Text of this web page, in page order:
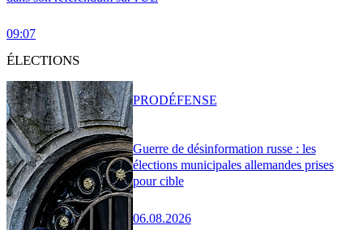
09:07
ÉLECTIONS
Guerre de désinformation russe : les
élections municipales allemandes prises
pour cible
06.08.2026
PRODÉFENSE